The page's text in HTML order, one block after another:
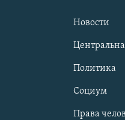
Новости
Политика
Социум
Права